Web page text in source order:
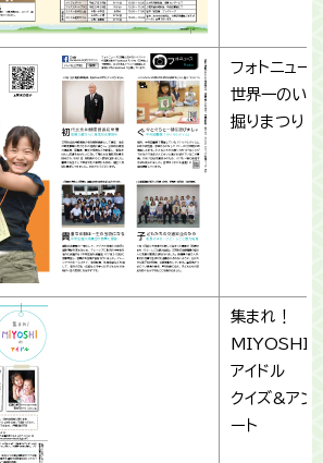
フォトニュー
世界一のいも
掘りまつり
集まれ！
MIYOSHIの
アイドル
クイズ&アン
ート